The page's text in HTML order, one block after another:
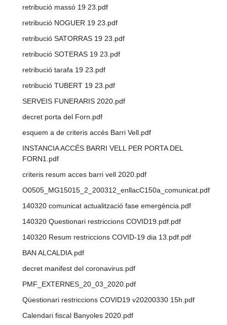
retribució massó 19 23.pdf
retribució NOGUER 19 23.pdf
retribució SATORRAS 19 23.pdf
retribució SOTERAS 19 23.pdf
retribució tarafa 19 23.pdf
retribució TUBERT 19 23.pdf
SERVEIS FUNERARIS 2020.pdf
decret porta del Forn.pdf
esquem a de criteris accés Barri Vell.pdf
INSTANCIA ACCÉS BARRI VELL PER PORTA DEL
FORN1.pdf
criteris resum acces barri vell 2020.pdf
O0505_MG15015_2_200312_enllacC150a_comunicat.pdf
140320 comunicat actualització fase emergència.pdf
140320 Questionari restriccions COVID19.pdf.pdf
140320 Resum restriccions COVID-19 dia 13.pdf.pdf
BAN ALCALDIA.pdf
decret manifest del coronavirus.pdf
PMF_EXTERNES_20_03_2020.pdf
Qüestionari restriccions COVID19 v20200330 15h.pdf
Calendari fiscal Banyoles 2020.pdf